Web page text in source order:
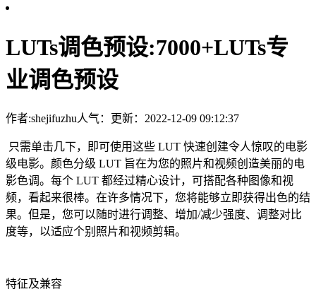
LUTs调色预设:7000+LUTs专
业调色预设
作者:shejifuzhu人气： 更新：2022-12-09 09:12:37
只需单击几下，即可使用这些 LUT 快速创建令人惊叹的电影
级电影。颜色分级 LUT 旨在为您的照片和视频创造美丽的电
影色调。每个 LUT 都经过精心设计，可搭配各种图像和视
频，看起来很棒。在许多情况下，您将能够立即获得出色的结
果。但是，您可以随时进行调整、增加/减少强度、调整对比
度等，以适应个别照片和视频剪辑。
特征及兼容